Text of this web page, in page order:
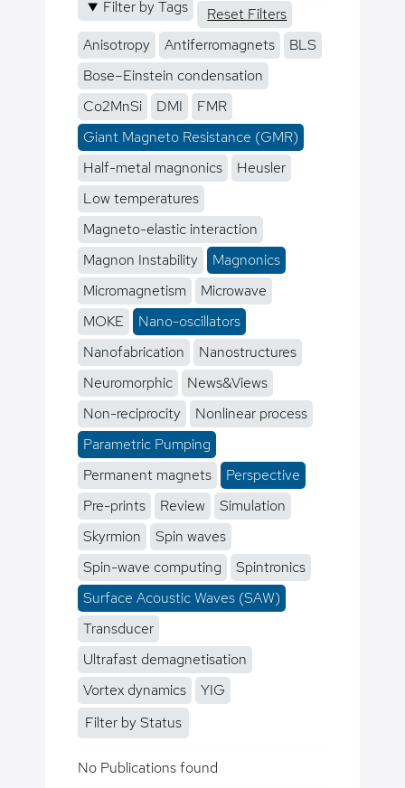
Filter by Tags
Reset Filters
Anisotropy
Antiferromagnets
BLS
Bose–Einstein condensation
Co2MnSi
DMI
FMR
Giant Magneto Resistance (GMR)
Half-metal magnonics
Heusler
Low temperatures
Magneto-elastic interaction
Magnon Instability
Magnonics
Micromagnetism
Microwave
MOKE
Nano-oscillators
Nanofabrication
Nanostructures
Neuromorphic
News&Views
Non-reciprocity
Nonlinear process
Parametric Pumping
Permanent magnets
Perspective
Pre-prints
Review
Simulation
Skyrmion
Spin waves
Spin-wave computing
Spintronics
Surface Acoustic Waves (SAW)
Transducer
Ultrafast demagnetisation
Vortex dynamics
YIG
Filter by Status
No Publications found